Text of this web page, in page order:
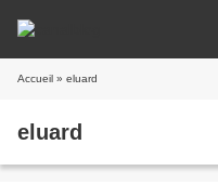
Accueil » eluard
eluard